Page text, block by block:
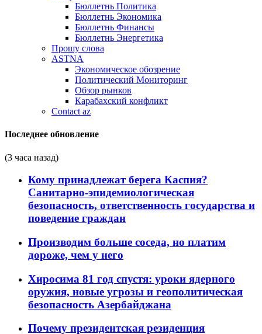
Бюллетнь Политика
Бюллетнь Экономика
Бюллетнь Финансы
Бюллетнь Энергетика
Прошу слова
ASTNA
Экономическое обозрение
Политический Мониторинг
Обзор рынков
Карабахский конфликт
Contact az
Последнее обновление
(3 часа назад)
Кому принадлежат берега Каспия?
Санитарно-эпидемиологическая
безопасность, ответственность государства и
поведение граждан
Производим больше соседа, но платим
дороже, чем у него
Хиросима 81 год спустя: уроки ядерного
оружия, новые угрозы и геополитическая
безопасность Азербайджана
Почему президентская резиденция